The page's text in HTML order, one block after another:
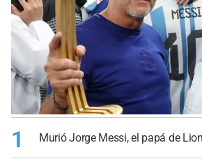
1 Murió Jorge Messi, el papá de